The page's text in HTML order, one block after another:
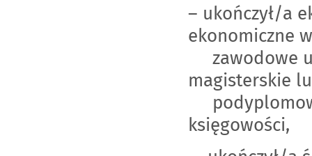
– ukończył/a
ekonomiczne
zawodowe
magisterskie
księgowości,